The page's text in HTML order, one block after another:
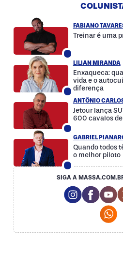
FABIANO
Treinar é uma
LILIAN MIRANDA
Enxaqueca:
vida e o
diferença
ANTÔNIO
Jetour lança
600 cavalos
GABRIEL
Quando todos
o melhor piloto
SIGA A
Instagram